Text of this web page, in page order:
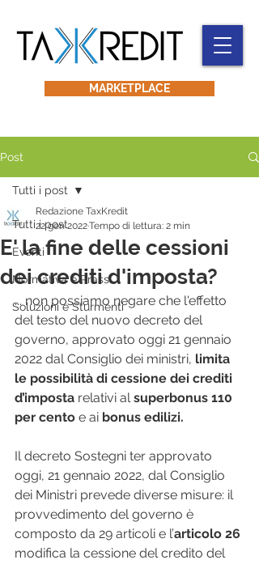
MARKETPLACE
Post
Tutti i post
Eventi
Normativa e Prassi
Soluzioni e Sturmenti
Tutti i post
E' la fine delle cessioni
dei crediti d'imposta?
Redazione TaxKredit
22 gen 2022Tempo di lettura: 2 min
... non possiamo negare che l'effetto
del testo del nuovo decreto del
governo, approvato oggi 21 gennaio
2022 dal Consiglio dei ministri, limita
le possibilità di cessione dei crediti
d’imposta relativi al superbonus 110
per cento e ai bonus edilizi.
Il decreto Sostegni ter approvato
oggi, 21 gennaio 2022, dal Consiglio
dei Ministri prevede diverse misure: il
provvedimento del governo è
composto da 29 articoli e l’articolo 26
modifica la cessione del credito del